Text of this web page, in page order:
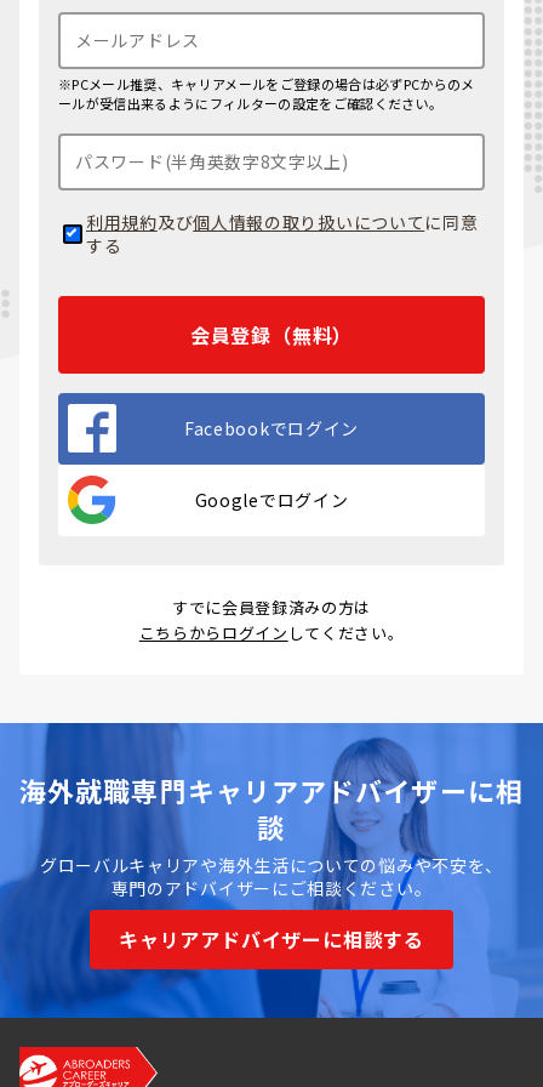
※PCメール推奨、キャリアメールをご登録の場合は必ずPCからのメ
ールが受信出来るようにフィルターの設定をご確認ください。
利用規約及び個人情報の取り扱いについて に同意
する
会員登録（無料）
Facebookでログイン
Googleでログイン
すでに会員登録済みの方は
こちらからログイン してください。
海外就職専門キャリアアドバイザーに相
談
グローバルキャリアや海外生活についての悩みや不安を、
専門のアドバイザーにご相談ください。
キャリアアドバイザーに相談する